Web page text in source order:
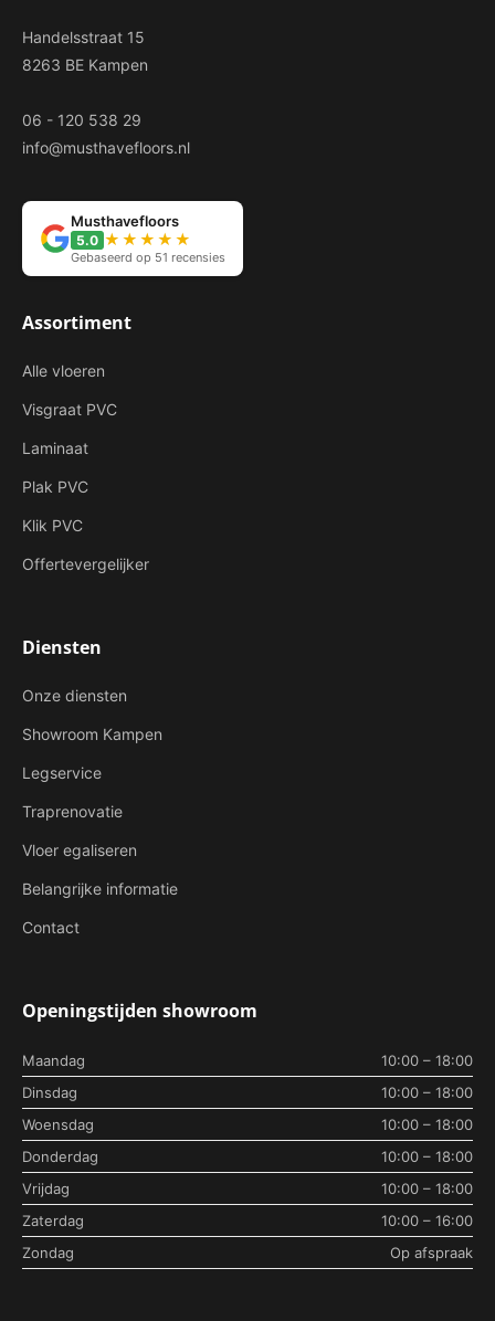
Handelsstraat 15
8263 BE Kampen
06 - 120 538 29
info@musthavefloors.nl
Musthavefloors
5.0 ★★★★★
Gebaseerd op 51 recensies
Assortiment
Alle vloeren
Visgraat PVC
Laminaat
Plak PVC
Klik PVC
Offertevergelijker
Diensten
Onze diensten
Showroom Kampen
Legservice
Traprenovatie
Vloer egaliseren
Belangrijke informatie
Contact
Openingstijden showroom
Maandag
10:00 – 18:00
Dinsdag
10:00 – 18:00
Woensdag
10:00 – 18:00
Donderdag
10:00 – 18:00
Vrijdag
10:00 – 18:00
Zaterdag
10:00 – 16:00
Zondag
Op afspraak